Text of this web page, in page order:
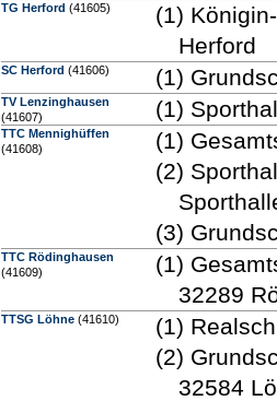
TG Herford (41605)
(1)
Herford
SC Herford (41606) (1)
TV Lenzinghausen
(41607)
(1)
TTC Mennighüffen
(41608)
(1)
(2)
(3)
TTC Rödinghausen
(41609)
(1)
32289
TTSG Löhne (41610)
(1)
(2)
32584